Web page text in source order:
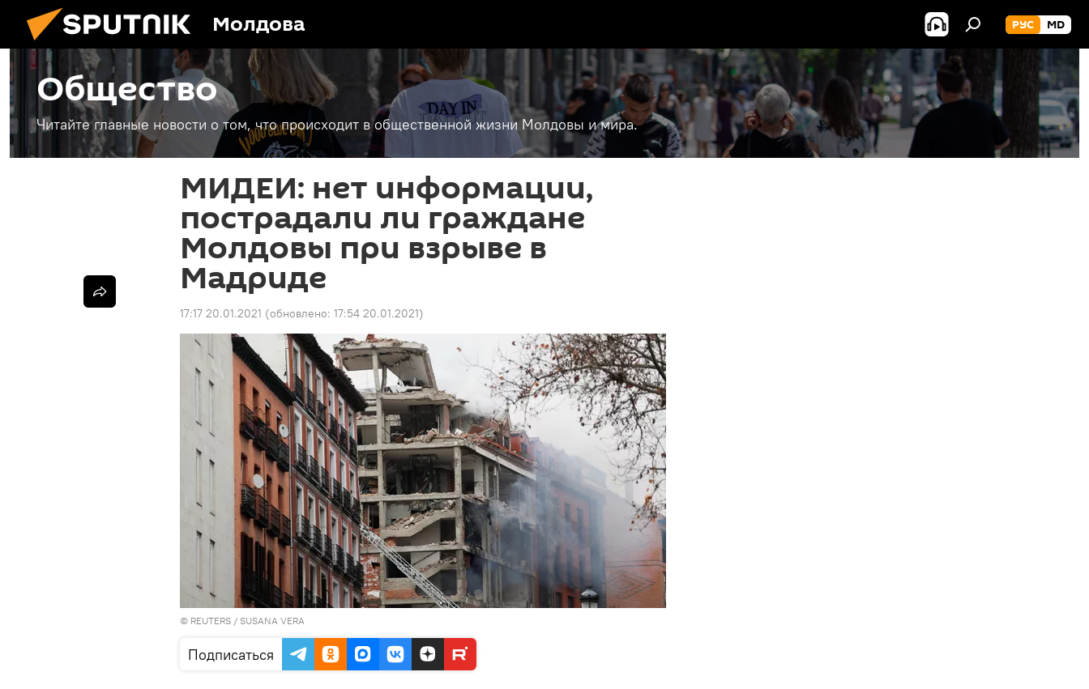
Молдова РУС MD
Общество
Читайте главные новости о том, что происходит в общественной жизни Молдовы и мира.
МИДЕИ: нет информации,
пострадали ли граждане
Молдовы при взрыве в
Мадриде
17:17 20.01.2021 (обновлено: 17:54 20.01.2021)
© REUTERS / SUSANA VERA
Подписаться